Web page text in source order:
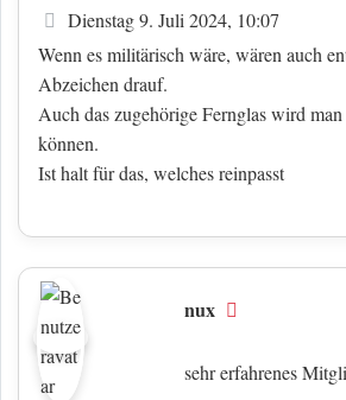
Beitrag
Dienstag 9. Juli 2024, 10:07
Wenn es militärisch wäre, wären auch
Abzeichen drauf.
Auch das zugehörige Fernglas wird
können.
Ist halt für das, welches reinpasst
nux
sehr erfahrenes